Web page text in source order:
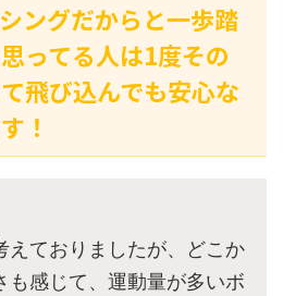
ングだからと一歩踏
ってる人は1度その
飛び込んでも安心な
！
えておりましたが、どこか
も感じて、運動量が多いボ